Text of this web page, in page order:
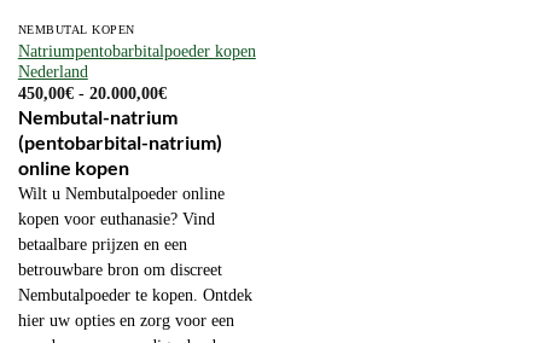
NEMBUTAL KOPEN
Natriumpentobarbitalpoeder kopen
Nederland
450,00€ - 20.000,00€Prijsklasse:
tot
20.000,00€
Nembutal-natrium
(pentobarbital-natrium)
online kopen
Wilt u Nembutalpoeder online
kopen voor euthanasie? Vind
betaalbare prijzen en een
betrouwbare bron om discreet
Nembutalpoeder te kopen. Ontdek
hier uw opties en zorg voor een